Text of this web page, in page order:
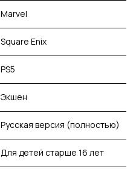
Marvel
Square Enix
PS5
Экшен
Русская версия (полностью)
Для детей старше 16 лет